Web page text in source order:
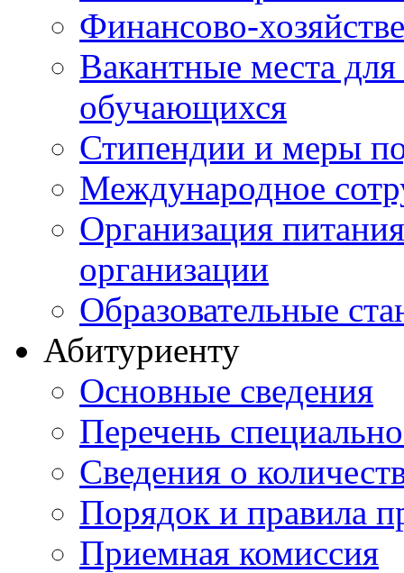
Финансово-
Вакантные места
обучающихся
Стипендии и меры
Международное
Организация
организации
Образовательные
Абитуриенту
Основные сведения
Перечень
Cведения о
Порядок и правила
Приемная комиссия